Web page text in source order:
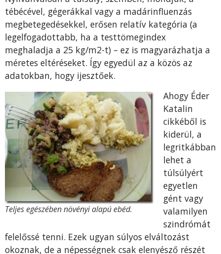
tébécével, gégerákkal vagy a madárinfluenzás
megbetegedésekkel, erősen relatív kategória (a
legelfogadottabb, ha a testtömegindex
meghaladja a 25 kg/m2-t) – ez is magyarázhatja a
méretes eltéréseket. Így egyedül az a közös az
adatokban, hogy ijesztőek.
Teljes egészében növényi alapú ebéd.
Ahogy Éder
Katalin
cikkéből is
kiderül, a
legritkábban
lehet a
túlsúlyért
egyetlen
gént vagy
valamilyen
szindrómát
felelőssé tenni. Ezek ugyan súlyos elváltozást
okoznak, de a népességnek csak elenyésző részét